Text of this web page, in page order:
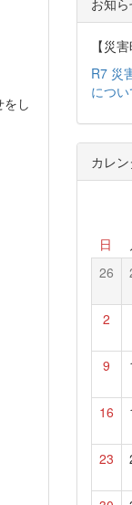
し
【災
R7 災
につ
カレ
日
26
2
9
16
23